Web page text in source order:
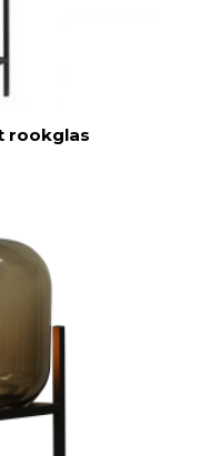
rookglas